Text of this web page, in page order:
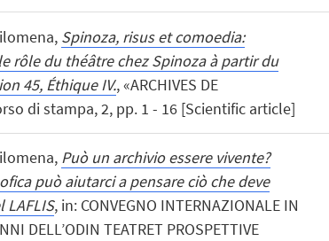
Spinoza, risus et comoedia:
rôle du théâtre chez Spinoza à partir du
45, Éthique IV., «ARCHIVES DE
di stampa, 2, pp. 1 - 16 [Scientific article]
Può un archivio essere vivente?
può aiutarci a pensare ciò che deve
LAFLIS, in: CONVEGNO INTERNAZIONALE IN
DELL’ODIN TEATRET PROSPETTIVE